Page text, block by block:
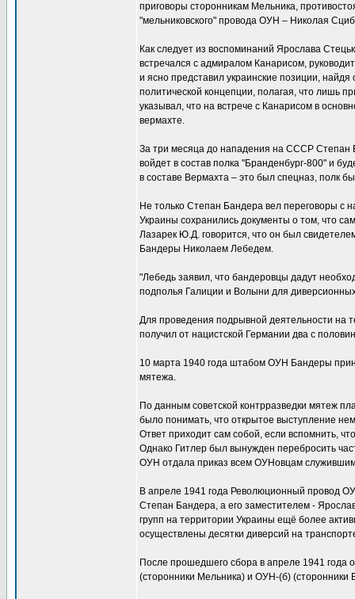
приговоры сторонникам Мельника,
"мельниковского" провода ОУН – Николая
Как следует из воспоминаний Ярослава
встречался с адмиралом Канарисом,
и ясно представил украинские позиции,
политической концепции, полагая, что лишь
указывал, что на встрече с Канарисом в
вермахте.
За три месяца до нападения на СССР Степан
войдет в состав полка "Бранденбург-800" и
в составе Вермахта – это был спецназ, полк
Не только Степан Бандера вел переговоры с
Украины сохранились документы о том, что
Лазарек Ю.Д. говорится, что он был
Бандеры Николаем Лебедем.
"Лебедь заявил, что бандеровцы дадут
подполья Галиции и Волыни для
Для проведения подрывной деятельности на
получил от нацистской Германии два с
10 марта 1940 года штабом ОУН Бандеры
мятежа.
По данным советской контрразведки мятеж
было понимать, что открытое выступление
Ответ приходит сам собой, если вспомнить,
Однако Гитлер был вынужден перебросить
ОУН отдала приказ всем ОУНовцам
В апреле 1941 года Революционный провод
Степан Бандера, а его заместителем -
групп на территории Украины ещё более
осуществлены десятки диверсий на
После прошедшего сбора в апреле 1941 года
(сторонники Мельника) и ОУН-(б)